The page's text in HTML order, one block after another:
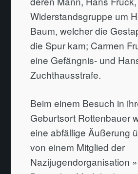
Widerstandsgruppe um
Baum, welcher die
die Spur kam; Carmen
eine Gefängnis- und
Zuchthausstrafe.
Beim einem Besuch in
Geburtsort Rottenbauer
eine abfällige Äußerung
von einem Mitglied der
Nazijugendorganisation